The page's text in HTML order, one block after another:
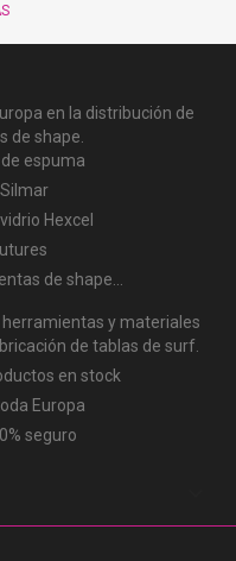
en la distribución de
de shape.
de espuma
Hexcel
de shape...
herramientas y materiales
de tablas de surf.
en stock
Europa
seguro